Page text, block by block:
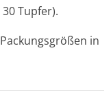
Tupfer).
in